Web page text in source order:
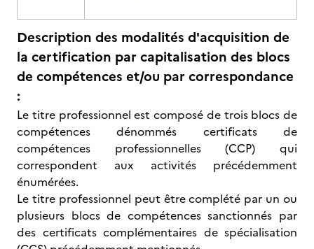
Description des modalités d'acquisition de
la certification par capitalisation des blocs
de compétences et/ou par correspondance
:
Le titre professionnel est composé de trois blocs de
compétences dénommés certificats de
compétences professionnelles (CCP) qui
correspondent aux activités précédemment
énumérées.
Le titre professionnel peut être complété par un ou
plusieurs blocs de compétences sanctionnés par
des certificats complémentaires de spécialisation